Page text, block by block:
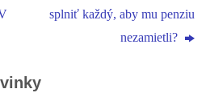
splniť každý, aby mu penziu
nezamietli?